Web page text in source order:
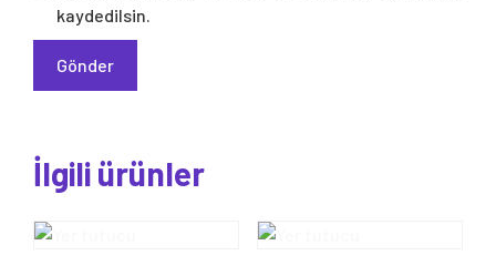
kaydedilsin.
İlgili ürünler